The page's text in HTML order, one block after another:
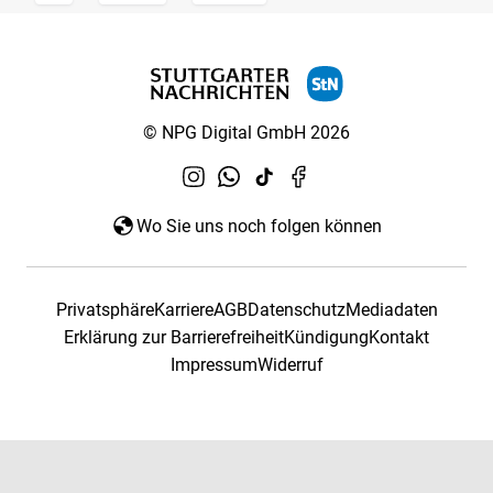
© NPG Digital GmbH 2026
Wo Sie uns noch folgen können
PrivatsphäreKarriereAGBDatenschutzMediadaten
Erklärung zur BarrierefreiheitKündigungKontakt
ImpressumWiderruf